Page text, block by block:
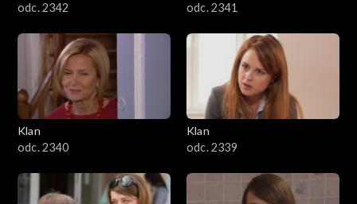
odc. 2342
odc. 2341
Klan
odc. 2340
Klan
odc. 2339